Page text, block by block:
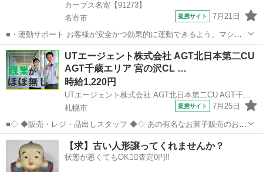
カーブス名寄【91273】
名寄市
提携サイト 7月21日
■・運動サポート お客様が安全かつ効果的に運動できるよう、マシン
の使い方をアドバイスします。運動が初めての方や苦手な方がほとん
どなので、難しい指導はありません。「今日はこの動きを意識しまし
ょう！」といったお声がけをしながら、...
北海道 名寄市
UTエージェント株式会社 AGT北日本第二CU
AGT千歳エリア 宮の沢CL …
時給1,220円
UTエージェント株式会社 AGT北日本第二CU AGT千歳エリア 宮の沢CL 《Acqt1C》
札幌市
提携サイト 7月25日
■◇ ◆販売・レジ・品出しスタッフ ◆◇ あの有名なお菓子販売のお仕
事！ 人気店舗でお仕事ができるチャンス☆ 接客・販売の経験がある方
は経験を活かして働けます！ 教育環境が整っているので未経験でも大
丈夫♪ お客様に喜ん...
北海道 札幌市 その他
【求】古い人形譲ってくれませんか？
状態が悪くてもOK🙆‍♀️査定0円‼️